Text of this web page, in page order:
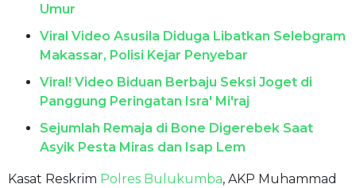
Umur
Viral Video Asusila Diduga Libatkan Selebgram
Makassar, Polisi Kejar Penyebar
Viral! Video Biduan Berbaju Seksi Joget di
Panggung Peringatan Isra' Mi'raj
Sejumlah Remaja di Bone Digerebek Saat
Asyik Pesta Miras dan Isap Lem
Kasat Reskrim Polres Bulukumba, AKP Muhammad